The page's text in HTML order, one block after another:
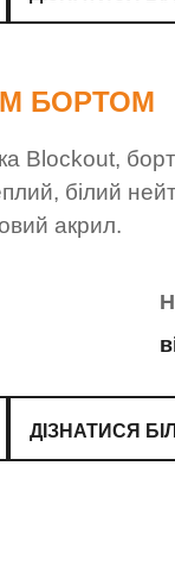
БОРТОМ
Blockout,
білий
акрил.
ДІЗНАТИСЯ